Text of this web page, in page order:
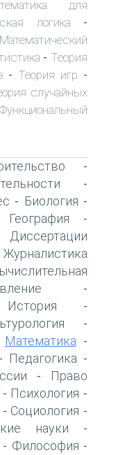
для
логика -
Математический
- Теория
- Теория игр -
случайных
Функциональный
-
-
- Биология -
География -
Диссертации
Журналистика
-
История -
-
Математика -
Педагогика -
-
Право
- Психология -
- Социология -
науки -
- Философия -